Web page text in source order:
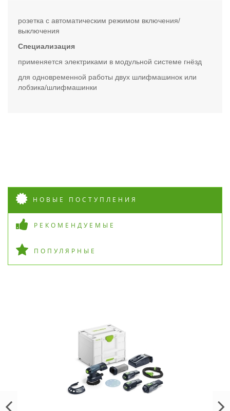
розетка с автоматическим режимом включения/
выключения
Специализация
применяется электриками в модульной системе гнёзд
для одновременной работы двух шлифмашинок или
лобзика/шлифмашинки
НОВЫЕ ПОСТУПЛЕНИЯ
РЕКОМЕНДУЕМЫЕ
ПОПУЛЯРНЫЕ